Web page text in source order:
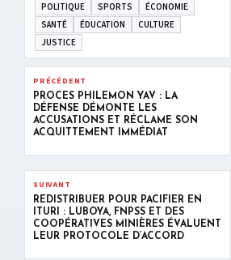
POLITIQUE
SPORTS
ÉCONOMIE
SANTÉ
ÉDUCATION
CULTURE
JUSTICE
PRÉCÉDENT
PROCÈS PHILÉMON YAV : LA
DÉFENSE DÉMONTE LES
ACCUSATIONS ET RÉCLAME SON
ACQUITTEMENT IMMÉDIAT
SUIVANT
REDISTRIBUER POUR PACIFIER EN
ITURI : LUBOYA, FNPSS ET DES
COOPÉRATIVES MINIÈRES ÉVALUENT
LEUR PROTOCOLE D’ACCORD